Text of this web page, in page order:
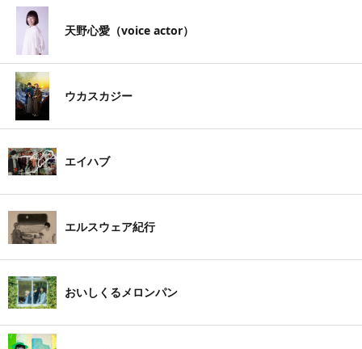
天野心愛（voice actor）
ウカスカジー
エイハブ
エルスウェア紀行
おいしくるメロンパン